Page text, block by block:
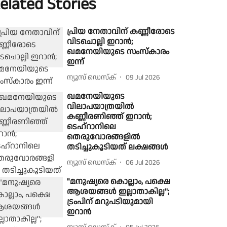
പ്രിയ നേതാവിന് കണ്ണീരോടെ
വിടചൊല്ലി ഇറാൻ;
ഖമനേയിയുടെ സംസ്കാരം
ഇന്ന്
ന്യൂസ് ഡെസ്ക് 09 Jul 2026
ഖമനേയിയുടെ
വിലാപയാത്രയില്‍
കണ്ണീരണിഞ്ഞ് ഇറാന്‍;
ടെഹ്‌റാനിലെ
തെരുവോരങ്ങളില്‍
തടിച്ചുകൂടിയത് ലക്ഷങ്ങള്‍
ന്യൂസ് ഡെസ്ക് 06 Jul 2026
"മനുഷ്യരെ കൊല്ലാം, പക്ഷെ
ആശയങ്ങള്‍ ഇല്ലാതാകില്ല'';
ട്രംപിന് മറുപടിയുമായി
ഇറാന്‍